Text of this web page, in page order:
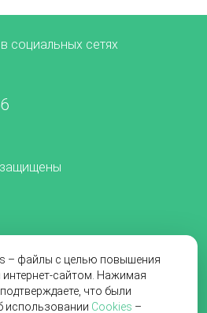
социальных сетях
персональных данных
соглашение
– файлы с целью повышения
сайтом. Нажимая
что были
Cookies –